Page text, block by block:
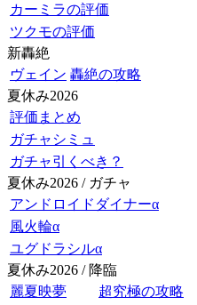
カーミラの評価
ツクモの評価
新轟絶
ヴェイン 轟絶の攻略
夏休み2026
評価まとめ
ガチャシミュ
ガチャ引くべき？
夏休み2026 / ガチャ
アンドロイドダイナーα
風火輪α
ユグドラシルα
夏休み2026 / 降臨
麗夏映夢
超究極の攻略